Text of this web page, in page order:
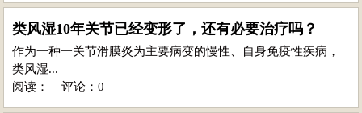
类风湿10年关节已经变形了，还有必要治疗吗？
作为一种一关节滑膜炎为主要病变的慢性、自身免疫性疾病，
类风湿...
阅读：
评论：0